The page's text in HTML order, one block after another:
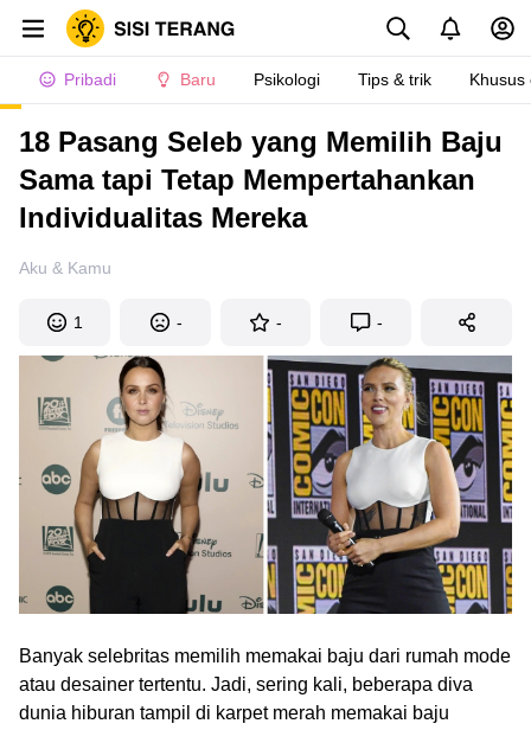
Pribadi Baru Psikologi Tips & trik Khusus
18 Pasang Seleb yang Memilih Baju
Sama tapi Tetap Mempertahankan
Individualitas Mereka
Aku & Kamu
1 - - -
Banyak selebritas memilih memakai baju dari rumah mode
atau desainer tertentu. Jadi, sering kali, beberapa diva
dunia hiburan tampil di karpet merah memakai baju